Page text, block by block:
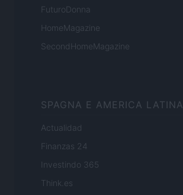
FuturoDonna
HomeMagazine
SecondHomeMagazine
SPAGNA E AMERICA LATINA
Actualidad
Finanzas 24
Investindo 365
Think.es